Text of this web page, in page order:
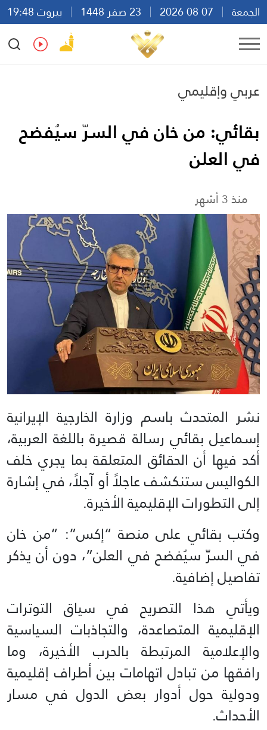
الجمعة
بيروت 19:48
Ar
En Fr Es
عربي وإقليمي
بقائي: من خان في السرّ سيُفضح
في العلن
منذ 3 أشهر
نشر المتحدث باسم وزارة الخارجية الإيرانية
إسماعيل بقائي رسالة قصيرة باللغة العربية،
أكد فيها أن الحقائق المتعلقة بما يجري خلف
الكواليس ستنكشف عاجلاً أو آجلاً، في إشارة
إلى التطورات الإقليمية الأخيرة.
وكتب بقائي على منصة “إكس”: “من خان
في السرّ سيُفضح في العلن”، دون أن يذكر
تفاصيل إضافية.
ويأتي هذا التصريح في سياق التوترات
الإقليمية المتصاعدة، والتجاذبات السياسية
والإعلامية المرتبطة بالحرب الأخيرة، وما
رافقها من تبادل اتهامات بين أطراف إقليمية
ودولية حول أدوار بعض الدول في مسار
الأحداث.